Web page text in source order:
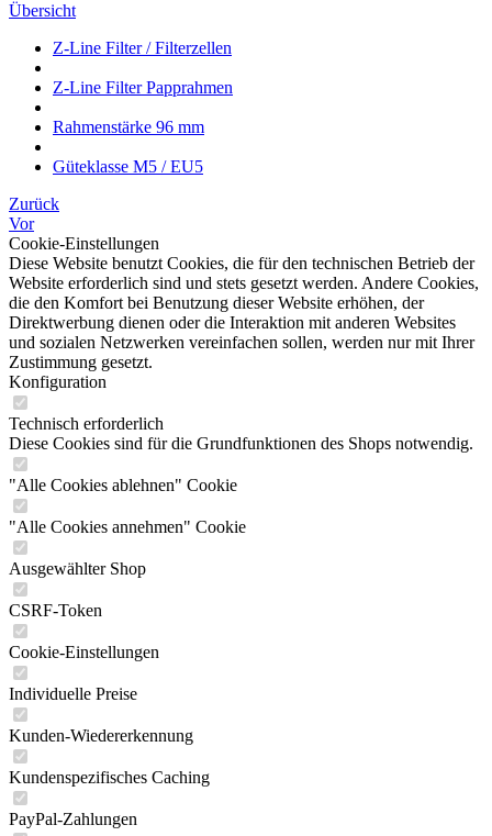
Übersicht
Z-Line Filter / Filterzellen
Z-Line Filter Papprahmen
Rahmenstärke 96 mm
Güteklasse M5 / EU5
Zurück
Vor
Cookie-Einstellungen
Diese Website benutzt Cookies, die für den technischen Betrieb der
Website erforderlich sind und stets gesetzt werden. Andere Cookies,
die den Komfort bei Benutzung dieser Website erhöhen, der
Direktwerbung dienen oder die Interaktion mit anderen Websites
und sozialen Netzwerken vereinfachen sollen, werden nur mit Ihrer
Zustimmung gesetzt.
Konfiguration
Technisch erforderlich
Diese Cookies sind für die Grundfunktionen des Shops notwendig.
"Alle Cookies ablehnen" Cookie
"Alle Cookies annehmen" Cookie
Ausgewählter Shop
CSRF-Token
Cookie-Einstellungen
Individuelle Preise
Kunden-Wiedererkennung
Kundenspezifisches Caching
PayPal-Zahlungen